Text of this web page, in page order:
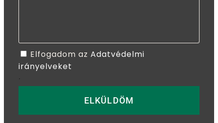
Elfogadom az Adatvédelmi
irányelveket
ELKÜLDÖM